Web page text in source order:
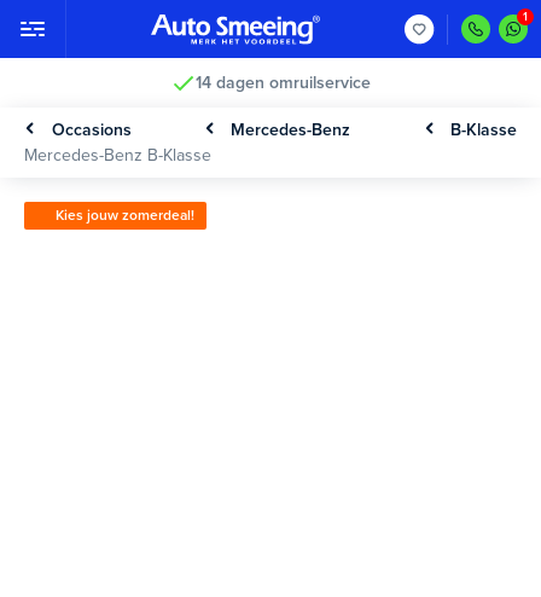
14 dagen omruilservice
Occasions Mercedes-Benz
B-Klasse
Mercedes-Benz B-Klasse
Kies jouw zomerdeal!